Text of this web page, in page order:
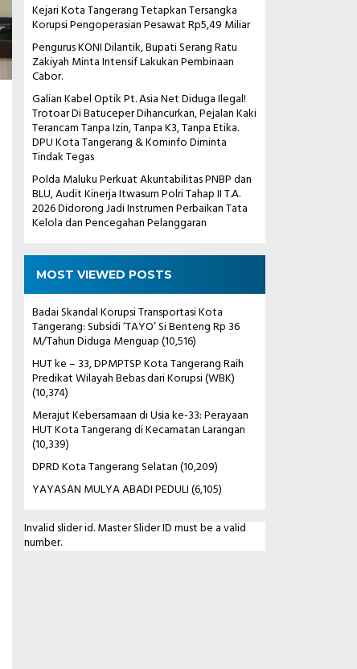
Kejari Kota Tangerang Tetapkan Tersangka
Korupsi Pengoperasian Pesawat Rp5,49 Miliar
Pengurus KONI Dilantik, Bupati Serang Ratu
Zakiyah Minta Intensif Lakukan Pembinaan
Cabor.
Galian Kabel Optik Pt. Asia Net Diduga Ilegal!
Trotoar Di Batuceper Dihancurkan, Pejalan Kaki
Terancam Tanpa Izin, Tanpa K3, Tanpa Etika.
DPU Kota Tangerang & Kominfo Diminta
Tindak Tegas
Polda Maluku Perkuat Akuntabilitas PNBP dan
BLU, Audit Kinerja Itwasum Polri Tahap II T.A.
2026 Didorong Jadi Instrumen Perbaikan Tata
Kelola dan Pencegahan Pelanggaran
MOST VIEWED POSTS
Badai Skandal Korupsi Transportasi Kota
Tangerang: Subsidi ‘TAYO’ Si Benteng Rp 36
M/Tahun Diduga Menguap(10,516)
HUT ke – 33, DPMPTSP Kota Tangerang Raih
Predikat Wilayah Bebas dari Korupsi (WBK)
(10,374)
Merajut Kebersamaan di Usia ke-33: Perayaan
HUT Kota Tangerang di Kecamatan Larangan
(10,339)
DPRD Kota Tangerang Selatan(10,209)
YAYASAN MULYA ABADI PEDULI(6,105)
Invalid slider id. Master Slider ID must be a valid
number.